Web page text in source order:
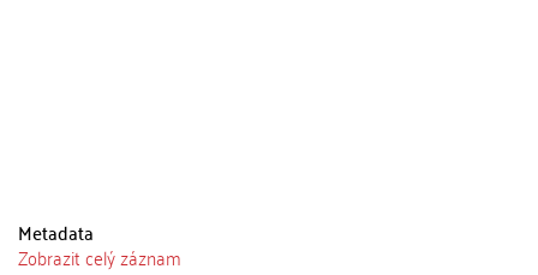
Metadata
Zobrazit celý záznam